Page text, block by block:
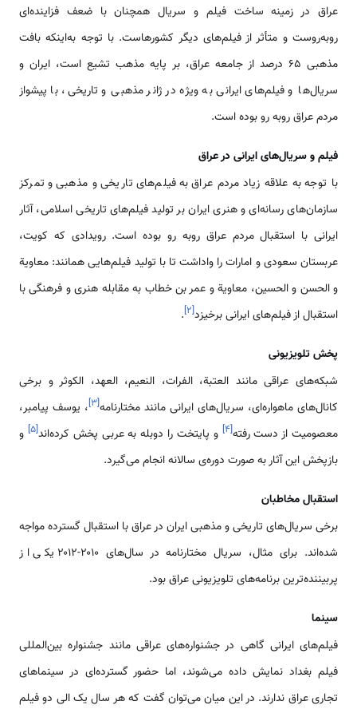
عراق در زمینه ساخت فیلم و سریال همچنان با ضعف فزاینده‌ای
روبه‌روست و متأثر از فیلم‌های دیگر کشورهاست. با توجه به‌اینکه بافت
مذهبی 65 درصد از جامعه عراق، بر پایه مذهب تشیع است، ایران و
سریال‌ها و فیلم‌های ایرانی به ویژه در ژانر مذهبی و تاریخی، با پیشواز
مردم عراق روبه رو بوده است.
فیلم و سریال‌های ایرانی در عراق
با توجه به علاقه زیاد مردم عراق به فیلم‌های تاریخی و مذهبی و تمرکز
سازمان‌های رسانه‌ای و هنری ایران بر تولید فیلم‌های تاریخی اسلامی، آثار
ایرانی با استقبال مردم عراق روبه رو بوده است. رویدادی که کویت،
عربستان سعودی و امارات را واداشت تا با تولید فیلم‌هایی همانند: معاوية
و الحسن و الحسين، معاویة و عمر بن خطاب به مقابله هنری و فرهنگی با
استقبال از فیلم‌های ایرانی برخیزد[۲]
.
پخش تلویزیونی
شبکه‌های عراقی مانند العتبة، الفرات، النعیم، العهد، الکوثر و برخی
کانال‌های ماهواره‌ای، سریال‌های ایرانی مانند مختارنامه[۳]، یوسف پیامبر،
معصومیت از دست رفته[۴] و پایتخت را دوبله به عربی پخش کرده‌اند[۵] و
بازپخش این آثار به صورت دوره‌‌ی سالانه انجام می‌گیرد.
استقبال مخاطبان
برخی سریال‌های تاریخی و مذهبی ایران در عراق با استقبال گسترده مواجه
شده‌اند. برای مثال، سریال مختارنامه در سال‌های ۲۰۱۰-۲۰۱۲ یکی از
پربیننده‌ترین برنامه‌های تلویزیونی عراق بود.
سینما
فیلم‌های ایرانی گاهی در جشنواره‌های عراقی مانند جشنواره بین‌المللی
فیلم بغداد نمایش داده می‌شوند، اما حضور گسترده‌ای در سینماهای
تجاری عراق ندارند. در این میان می‌توان گفت که هر سال یک الی دو فیلم